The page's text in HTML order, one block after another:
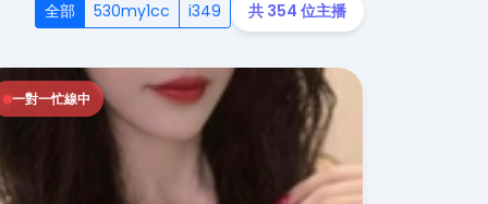
全部 530my1cc i349 共 354 位主播
一對一忙線中